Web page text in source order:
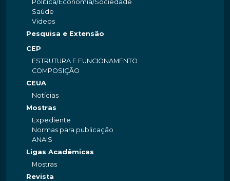
Política/Economia/Sociedade
Saúde
Videos
Pesquisa e Extensão
CEP
ESTRUTURA E FUNCIONAMENTO
COMPOSIÇÃO
CEUA
Notícias
Mostras
Expediente
Normas para publicação
ANAIS
Ligas Acadêmicas
Mostras
Revista